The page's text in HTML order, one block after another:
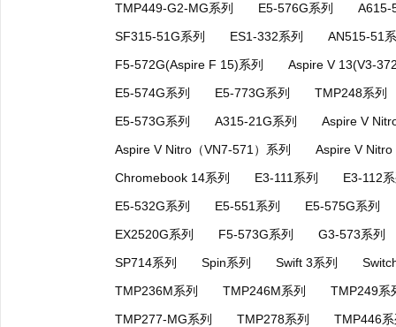
TMP449-G2-MG系列
E5-576G系列
A615-
SF315-51G系列
ES1-332系列
AN515-51
F5-572G(Aspire F 15)系列
Aspire V 13(V3-
E5-574G系列
E5-773G系列
TMP248系列
E5-573G系列
A315-21G系列
Aspire V
Aspire V Nitro（VN7-571）系列
Aspire V
Chromebook 14系列
E3-111系列
E3-112
E5-532G系列
E5-551系列
E5-575G系列
EX2520G系列
F5-573G系列
G3-573系列
SP714系列
Spin系列 Swift 3系列
TMP236M系列
TMP246M系列
TMP249系
TMP277-MG系列
TMP278系列
TMP446